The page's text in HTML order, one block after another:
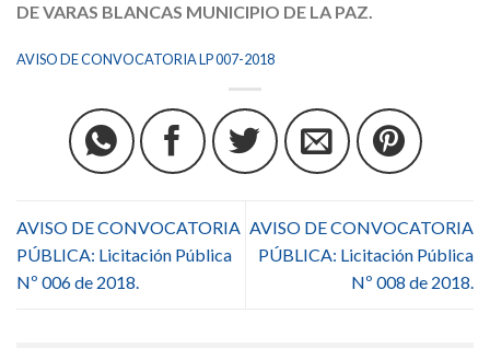
DE VARAS BLANCAS MUNICIPIO DE LA PAZ.
AVISO DE CONVOCATORIA LP 007-2018
AVISO DE CONVOCATORIA
PÚBLICA: Licitación Pública
Nº 006 de 2018.
AVISO DE CONVOCATORIA
PÚBLICA: Licitación Pública
Nº 008 de 2018.